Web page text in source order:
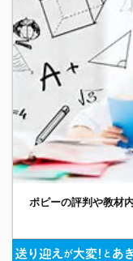
ポピーの評判や教材